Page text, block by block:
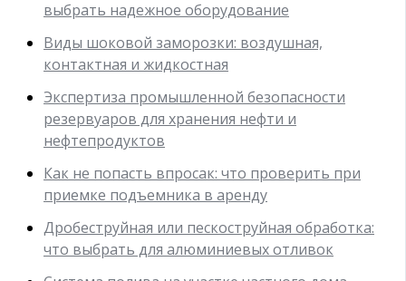
выбрать надежное оборудование
Виды шоковой заморозки: воздушная,
контактная и жидкостная
Экспертиза промышленной безопасности
резервуаров для хранения нефти и
нефтепродуктов
Как не попасть впросак: что проверить при
приемке подъемника в аренду
Дробеструйная или пескоструйная обработка:
что выбрать для алюминиевых отливок